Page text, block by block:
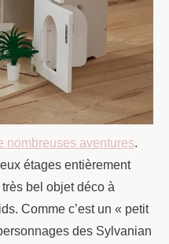
nombreuses aventures.
étages entièrement
bel objet déco à
Comme c’est un « petit
des Sylvanian